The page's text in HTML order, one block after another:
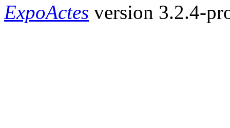
ExpoActes version 3.2.4-